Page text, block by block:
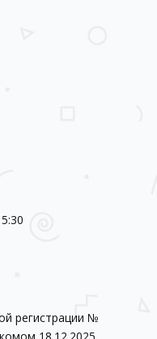
регистрации №
18.12.2025